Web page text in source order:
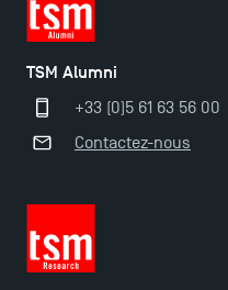
TSM Éducation
TSM Alumni
+33 (0)5 61 63 56 00
Contactez-nous